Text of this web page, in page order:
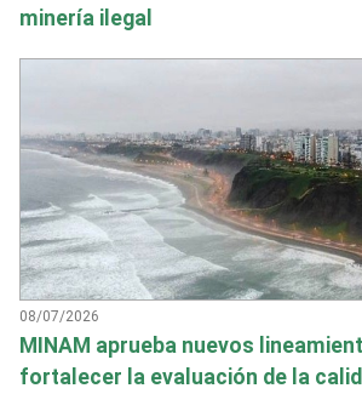
minería ilegal
08/07/2026
MINAM aprueba nuevos
fortalecer la evaluación de la